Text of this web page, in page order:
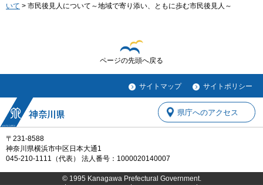
いて > 市民後見人について～地域で寄り添い、ともに歩む市民後見人～
ページの先頭へ戻る
サイトマップ サイトポリシー
〒231-8588
神奈川県横浜市中区日本大通1
045-210-1111（代表） 法人番号：1000020140007
県庁へのアクセス
© 1995 Kanagawa Prefectural Government.